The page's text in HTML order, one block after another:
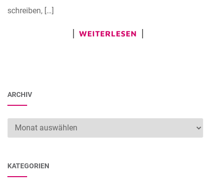
schreiben, […]
WEITERLESEN
ARCHIV
Archiv
KATEGORIEN